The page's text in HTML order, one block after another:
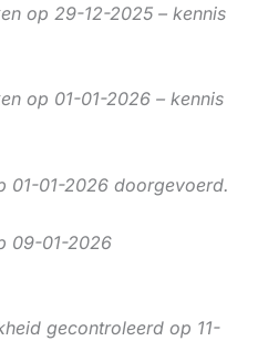
op 29-12-2025 – kennis
op 01-01-2026 – kennis
01-01-2026 doorgevoerd.
09-01-2026
gecontroleerd op 11-